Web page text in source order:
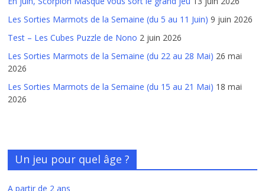
Les Sorties Marmots de la Semaine (du 5 au 11 Juin) 9 juin 2026
Test – Les Cubes Puzzle de Nono 2 juin 2026
Les Sorties Marmots de la Semaine (du 22 au 28 Mai) 26 mai
2026
Les Sorties Marmots de la Semaine (du 15 au 21 Mai) 18 mai
2026
Un jeu pour quel âge ?
A partir de 2 ans